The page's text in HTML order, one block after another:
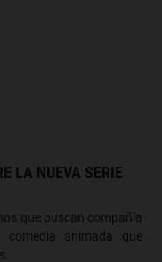
LA NUEVA SERIE
que buscan compañía
comedia animada que